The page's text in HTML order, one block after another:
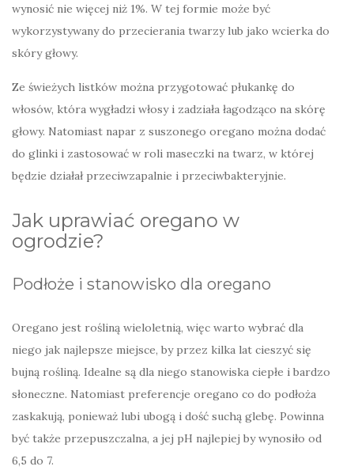
wynosić nie więcej niż 1%. W tej formie może być
wykorzystywany do przecierania twarzy lub jako wcierka do
skóry głowy.
Ze świeżych listków można przygotować płukankę do
włosów, która wygładzi włosy i zadziała łagodząco na skórę
głowy. Natomiast napar z suszonego oregano można dodać
do glinki i zastosować w roli maseczki na twarz, w której
będzie działał przeciwzapalnie i przeciwbakteryjnie.
Jak uprawiać oregano w
ogrodzie?
Podłoże i stanowisko dla oregano
Oregano jest rośliną wieloletnią, więc warto wybrać dla
niego jak najlepsze miejsce, by przez kilka lat cieszyć się
bujną rośliną. Idealne są dla niego stanowiska ciepłe i bardzo
słoneczne. Natomiast preferencje oregano co do podłoża
zaskakują, ponieważ lubi ubogą i dość suchą glebę. Powinna
być także przepuszczalna, a jej pH najlepiej by wynosiło od
6,5 do 7.